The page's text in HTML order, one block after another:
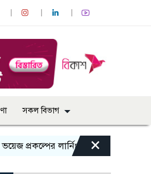
সকল বিভাগ
লার্নিং শেয়ারিং কর্মশালা অনুষ্ঠিত
×